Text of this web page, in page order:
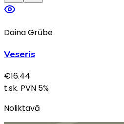
Daina Grūbe
Veseris
€16.44
t.sk. PVN 5%
Noliktavā